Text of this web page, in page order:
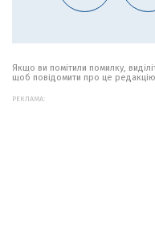
Якщо ви помітили помилку,
щоб повідомити про це
РЕКЛАМА: